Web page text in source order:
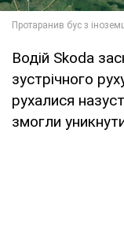
Водій Skoda
зустрічного
рухалися
змогли